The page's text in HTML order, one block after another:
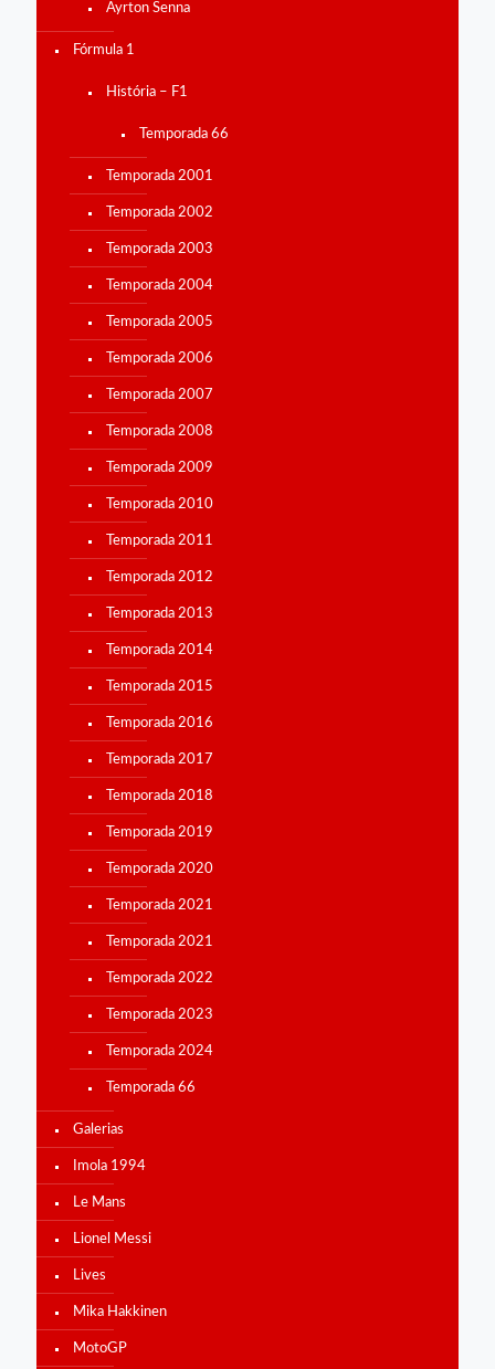
Ayrton Senna
Fórmula 1
História – F1
Temporada 66
Temporada 2001
Temporada 2002
Temporada 2003
Temporada 2004
Temporada 2005
Temporada 2006
Temporada 2007
Temporada 2008
Temporada 2009
Temporada 2010
Temporada 2011
Temporada 2012
Temporada 2013
Temporada 2014
Temporada 2015
Temporada 2016
Temporada 2017
Temporada 2018
Temporada 2019
Temporada 2020
Temporada 2021
Temporada 2021
Temporada 2022
Temporada 2023
Temporada 2024
Temporada 66
Galerias
Imola 1994
Le Mans
Lionel Messi
Lives
Mika Hakkinen
MotoGP